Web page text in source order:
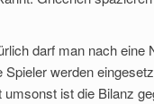
darf man nach
werden
ist die Bilanz